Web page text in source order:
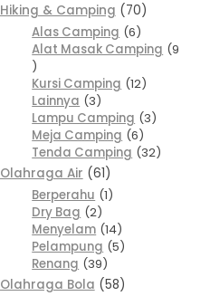
Hiking & Camping
70
Alas Camping 6
Alat Masak Camping 9
Kursi Camping 12
Lainnya 3
Lampu Camping 3
Meja Camping 6
Tenda Camping 32
Olahraga Air
61
Berperahu 1
Dry Bag 2
Menyelam 14
Pelampung 5
Renang 39
Olahraga Bola
58